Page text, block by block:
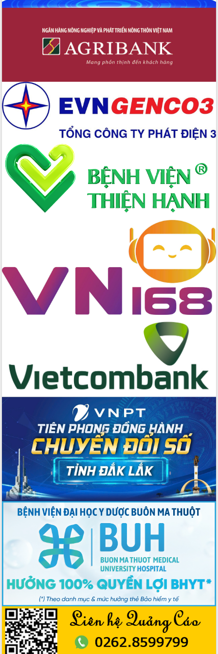
hiện nhiệm vụ quản lý tài sản công
Tháo gỡ những vướng mắc, đẩy mạnh
công tác cải cách thủ tục hành chính
tại Trung tâm Phục vụ hành chính
thi Sáng tạo Kỹ thuật 2024 - 2025
Đắk Lắk rà soát, điều chỉnh Đề án 190
về phát triển nuôi trồng thủy sản
Phó Chủ tịch UBND tỉnh Đắk Lắk
Trương Công Thái kiểm tra thực địa
Dự án cao tốc Khánh Hòa - Buôn Ma
Thuột
Định vị cà phê Việt Nam như một “di
sản sống” trong dòng chảy toàn cầu
Xây dựng nông thôn mới: Nâng cao đời
sống người dân từ những mô hình thiết
Quyết liệt tháo gỡ vướng mắc, đẩy
Đắk Lắk thời kỳ 2021-2030, tầm nhìn
đến năm 2050
Phát động chiến dịch 30 ngày đêm
giải phóng mặt bằng Tuyến đường bộ
ven biển
chuyển đổi số giai đoạn 2026 – 2030
với Tập đoàn Bưu chính Viễn thông
Việt Nam
Thứ trưởng Bộ Y tế làm việc với tỉnh
Đắk Lắk về phát triển nhân lực y tế
Du lịch Đắk Lắk nâng tầm trải nghiệm
du khách thông qua Hệ thống cơ sở dữ
liệu và Bản đồ số
Tập huấn ứng dụng trí tuệ nhân tạo (AI)
trong thương mại điện tử năm 2026
Đoàn đại biểu Quốc hội tỉnh Đắk Lắk
trao đổi thông tin trước Kỳ họp thứ
nhất, Quốc hội khóa XVI
Quyết liệt cải cách hành chính, khơi
thông nguồn lực phát triển
Nâng cao hiệu lực, hiệu quả HĐND
tỉnh thông qua hiện đại hóa hành chính
Xã Ea Phê gắn cải cách hành chính với
chuyển đổi số
Phó Chủ tịch Thường trực UBND tỉnh
Hồ Thị Nguyên Thảo làm việc tại Trung
tâm Phục vụ hành chính công xã Ea
Phê
Xây dựng nền hành chính số đồng
hành cùng nông dân dân, doanh nghiệp
Giai đoạn 2026-2030, Đắk Lắk phấn